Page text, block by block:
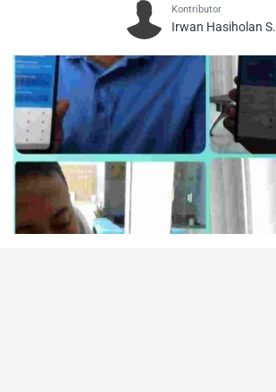
Kontributor
Irwan Hasiholan S.